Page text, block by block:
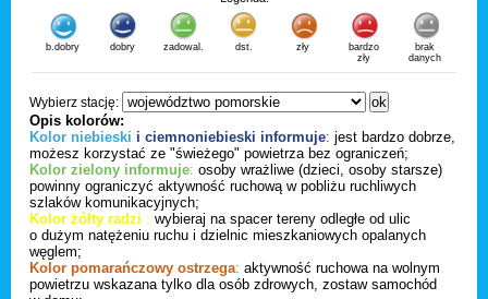
b.dobry dobry zadowal. dst. zły
bardzo
zły
brak
danych
Wybierz stację:
Opis kolorów:
Kolor niebieski i ciemnoniebieski informuje: jest bardzo dobrze,
możesz korzystać ze "świeżego" powietrza bez ograniczeń;
Kolor zielony informuje: osoby wrażliwe (dzieci, osoby starsze)
powinny ograniczyć aktywność ruchową w pobliżu ruchliwych
szlaków komunikacyjnych;
Kolor żółty radzi : wybieraj na spacer tereny odległe od ulic
o dużym natężeniu ruchu i dzielnic mieszkaniowych opalanych
węglem;
Kolor pomarańczowy ostrzega: aktywność ruchowa na wolnym
powietrzu wskazana tylko dla osób zdrowych, zostaw samochód